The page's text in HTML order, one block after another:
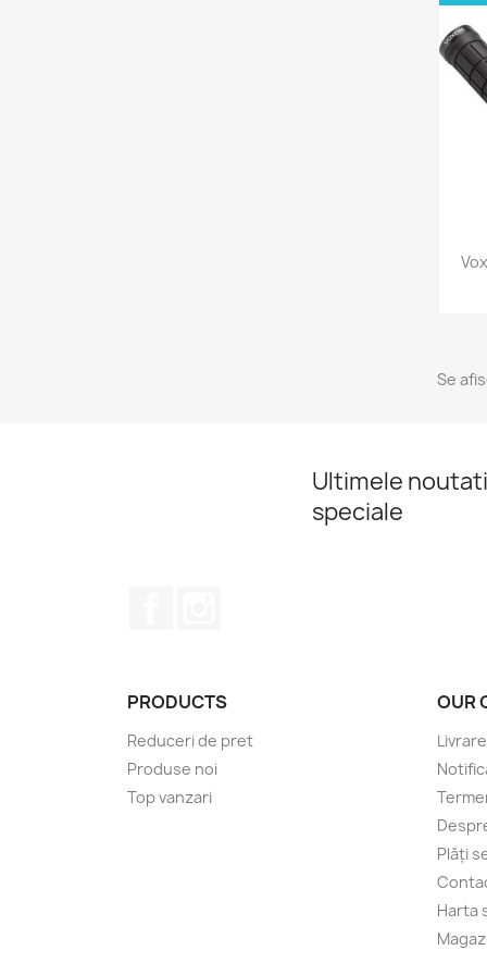
Se
Ultimele
speciale
PRODUCTS
Reduceri de pret
Produse noi
Top vanzari
OUR
Livrare
Plăți
Harta